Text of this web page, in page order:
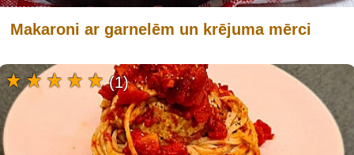
Makaroni ar garnelēm un krējuma mērci
(1)